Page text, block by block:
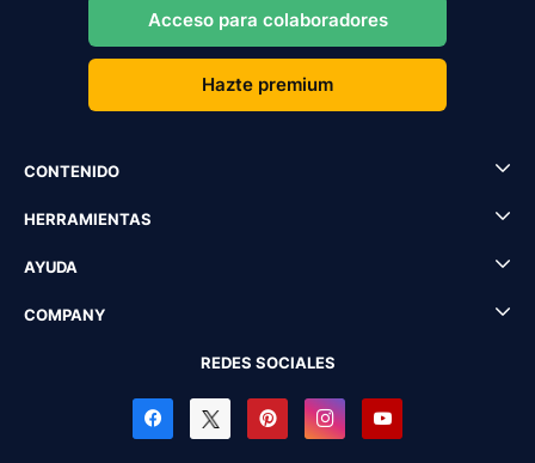
Acceso para colaboradores
Hazte premium
CONTENIDO
HERRAMIENTAS
AYUDA
COMPANY
REDES SOCIALES